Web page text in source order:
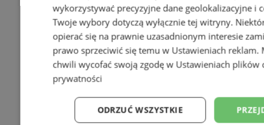
wykorzystywać precyzyjne dane geolokalizacyjne i
Twoje wybory dotyczą wyłącznie tej witryny.
opierać się na prawnie uzasadnionym interesie
prawo sprzeciwić się temu w Ustawieniach reklam.
chwili wycofać swoją zgodę w Ustawieniach plików
prywatności
ODRZUĆ WSZYSTKIE